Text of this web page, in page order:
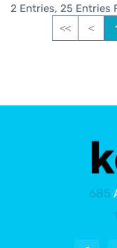
2 Entries, 25 Entries
<< <
685